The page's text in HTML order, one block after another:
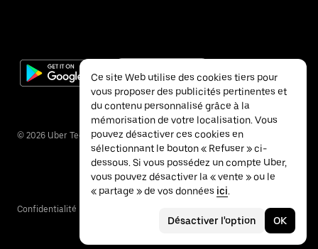
© 2026 Uber Technologies Inc.
Confidentialité
Ce site Web utilise des cookies tiers pour
vous proposer des publicités pertinentes et
du contenu personnalisé grâce à la
mémorisation de votre localisation. Vous
pouvez désactiver ces cookies en
sélectionnant le bouton « Refuser » ci-
dessous. Si vous possédez un compte Uber,
vous pouvez désactiver la « vente » ou le
« partage » de vos données ici.
Désactiver l'option OK